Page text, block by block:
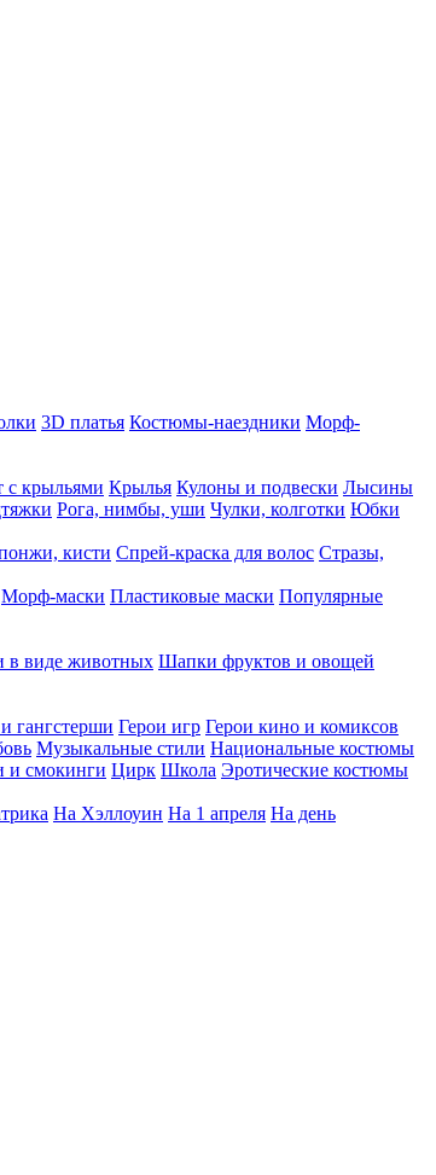
3D платья Костюмы-наездники Морф-
с крыльями Крылья Кулоны и подвески Лысины
Рога, нимбы, уши Чулки, колготки Юбки
кисти Спрей-краска для волос Стразы,
Морф-маски Пластиковые маски Популярные
виде животных Шапки фруктов и овощей
гангстерши Герои игр Герои кино и комиксов
Музыкальные стили Национальные костюмы
и смокинги Цирк Школа Эротические костюмы
На Хэллоуин На 1 апреля На день